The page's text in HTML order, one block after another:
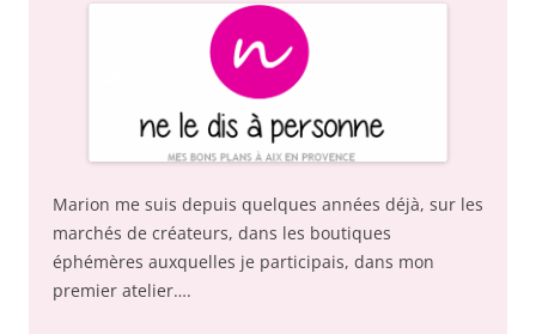
Marion me suis depuis quelques années déjà, sur les
marchés de créateurs, dans les boutiques
éphémères auxquelles je participais, dans mon
premier atelier….